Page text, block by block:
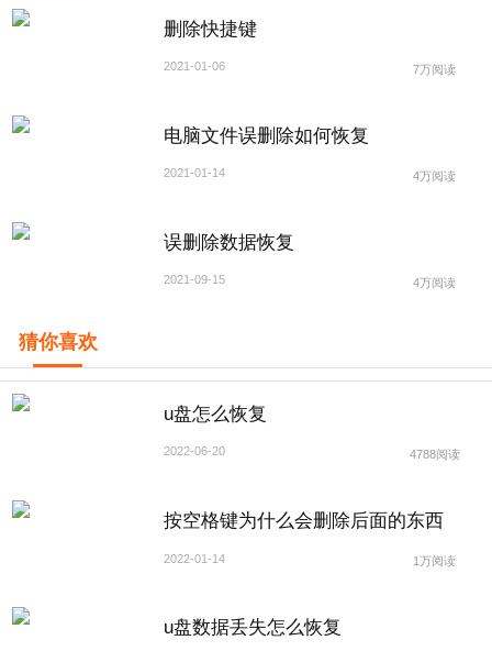
删除快捷键
2021-01-06 7万阅读
电脑文件误删除如何恢复
2021-01-14 4万阅读
误删除数据恢复
2021-09-15 4万阅读
猜你喜欢
u盘怎么恢复
2022-06-20 4788阅读
按空格键为什么会删除后面的东西
2022-01-14 1万阅读
u盘数据丢失怎么恢复